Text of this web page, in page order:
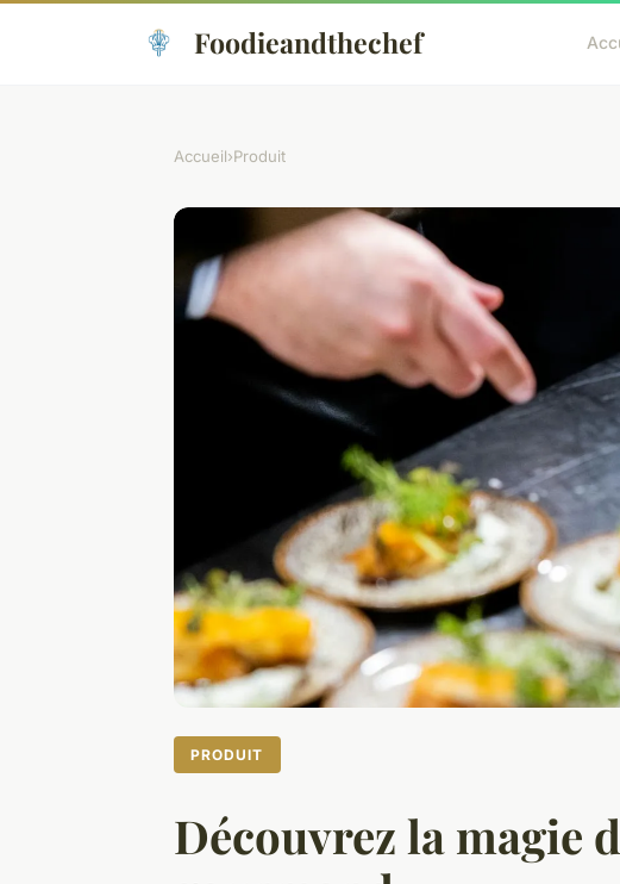
Foodieandthechef
Accueil›Produit
PRODUIT
Découvrez la magie